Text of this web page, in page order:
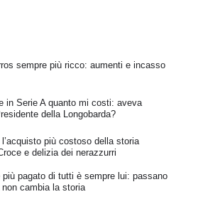
sempre più ricco: aumenti e incasso
in Serie A quanto mi costi: aveva
della Longobarda?
più costoso della storia
e delizia dei nerazzurri
più pagato di tutti è sempre lui: passano
cambia la storia